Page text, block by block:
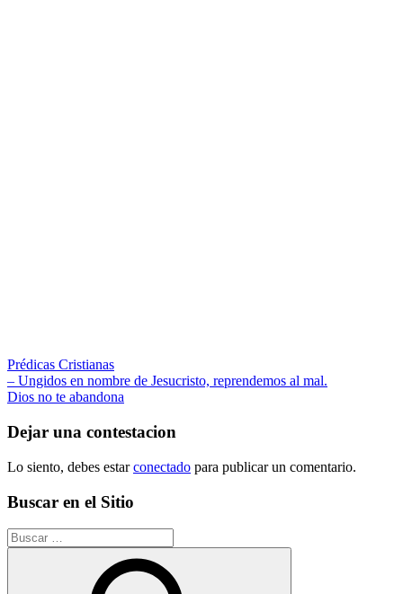
Prédicas Cristianas
Navegación
de
entradas
Entrada
anterior:
– Ungidos en nombre de Jesucristo, reprendemos al mal.
Siguiente
Dios no te abandona
Dejar una contestacion
Lo siento, debes estarconectado para publicar un comentario.
Buscar en el Sitio
Buscar: